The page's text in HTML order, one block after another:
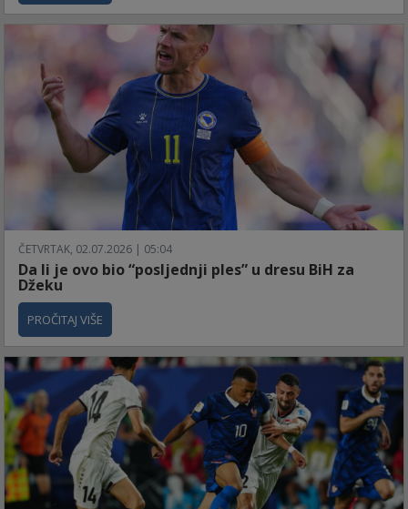
ČETVRTAK, 02.07.2026 | 05:04
Da li je ovo bio “posljednji ples” u dresu BiH za
Džeku
PROČITAJ VIŠE